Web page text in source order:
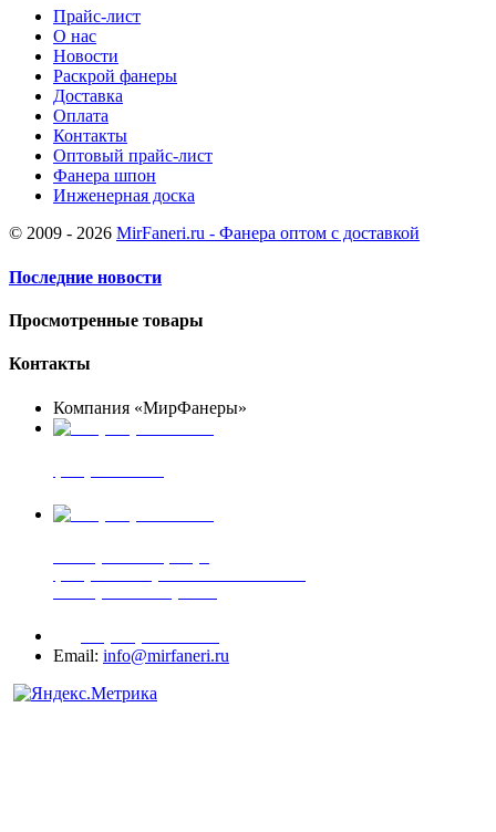
Прайс-лист
О нас
Новости
Раскрой фанеры
Доставка
Оплата
Контакты
Оптовый прайс-лист
Фанера шпон
Инженерная доска
© 2009 - 2026 MirFaneri.ru - Фанера оптом с доставкой
Последние новости
Просмотренные товары
Контакты
Компания «МирФанеры»
Email: info@mirfaneri.ru